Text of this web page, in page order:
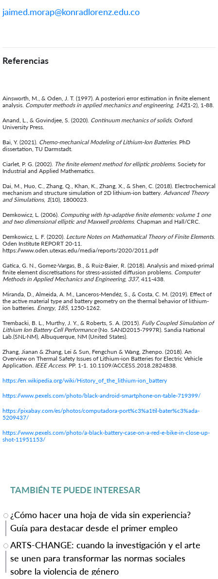
jaimed.morap@konradlorenz.edu.co
Referencias
Ainsworth, M., & Oden, J. T. (1997). A posteriori error estimation in finite element
analysis. Computer methods in applied mechanics and engineering, 142(1-2), 1-88.
Anand, L., & Govindjee, S. (2020). Continuum mechanics of solids. Oxford
University Press.
Bai, Y. (2021). Chemo-mechanical Modeling of Lithium-Ion Batteries. PhD
dissertation, TU Darmstadt.
Ciarlet, P. G. (2002). The finite element method for elliptic problems. Society for
Industrial and Applied Mathematics.
Dai, M., Huo, C., Zhang, Q., Khan, K., Zhang, X., & Shen, C. (2018). Electrochemical
mechanism and structure simulation of 2D lithium‐ion battery. Advanced Theory
and Simulations, 1(10), 1800023.
Demkowicz, L. (2006). Computing with hp-adaptive finite elements: volume 1 one
and two dimensional elliptic and Maxwell problems. Chapman and Hall/CRC.
Demkowicz, L. F. (2020). Lecture Notes on Mathematical Theory of Finite Elements.
Oden Institute REPORT 20-11.
https://www.oden.utexas.edu/media/reports/2020/2011.pdf
Gatica, G. N., Gomez-Vargas, B., & Ruiz-Baier, R. (2018). Analysis and mixed-primal
finite element discretisations for stress-assisted diffusion problems. Computer
Methods in Applied Mechanics and Engineering, 337, 411-438.
Miranda, D., Almeida, A. M., Lanceros-Mendéz, S., & Costa, C. M. (2019). Effect of
the active material type and battery geometry on the thermal behavior of lithium-
ion batteries. Energy, 185, 1250-1262.
Trembacki, B. L., Murthy, J. Y., & Roberts, S. A. (2015). Fully Coupled Simulation of
Lithium Ion Battery Cell Performance(No. SAND2015-7997R). Sandia National
Lab.(SNL-NM), Albuquerque, NM (United States).
Zhang, Jianan & Zhang, Lei & Sun, Fengchun & Wang, Zhenpo. (2018). An
Overview on Thermal Safety Issues of Lithium-ion Batteries for Electric Vehicle
Application. IEEE Access. PP. 1-1. 10.1109/ACCESS.2018.2824838.
https://en.wikipedia.org/wiki/History_of_the_lithium-ion_battery
https://www.pexels.com/photo/black-android-smartphone-on-table-719399/
https://pixabay.com/es/photos/computadora-port%c3%a1til-bater%c3%ada-
5209437/
https://www.pexels.com/photo/a-black-battery-case-on-a-red-e-bike-in-close-up-
shot-11951153/
TAMBIÉN TE PUEDE INTERESAR
¿Cómo hacer una hoja de vida sin experiencia?
Guía para destacar desde el primer empleo
ARTS-CHANGE: cuando la investigación y el arte
se unen para transformar las normas sociales
sobre la violencia de género